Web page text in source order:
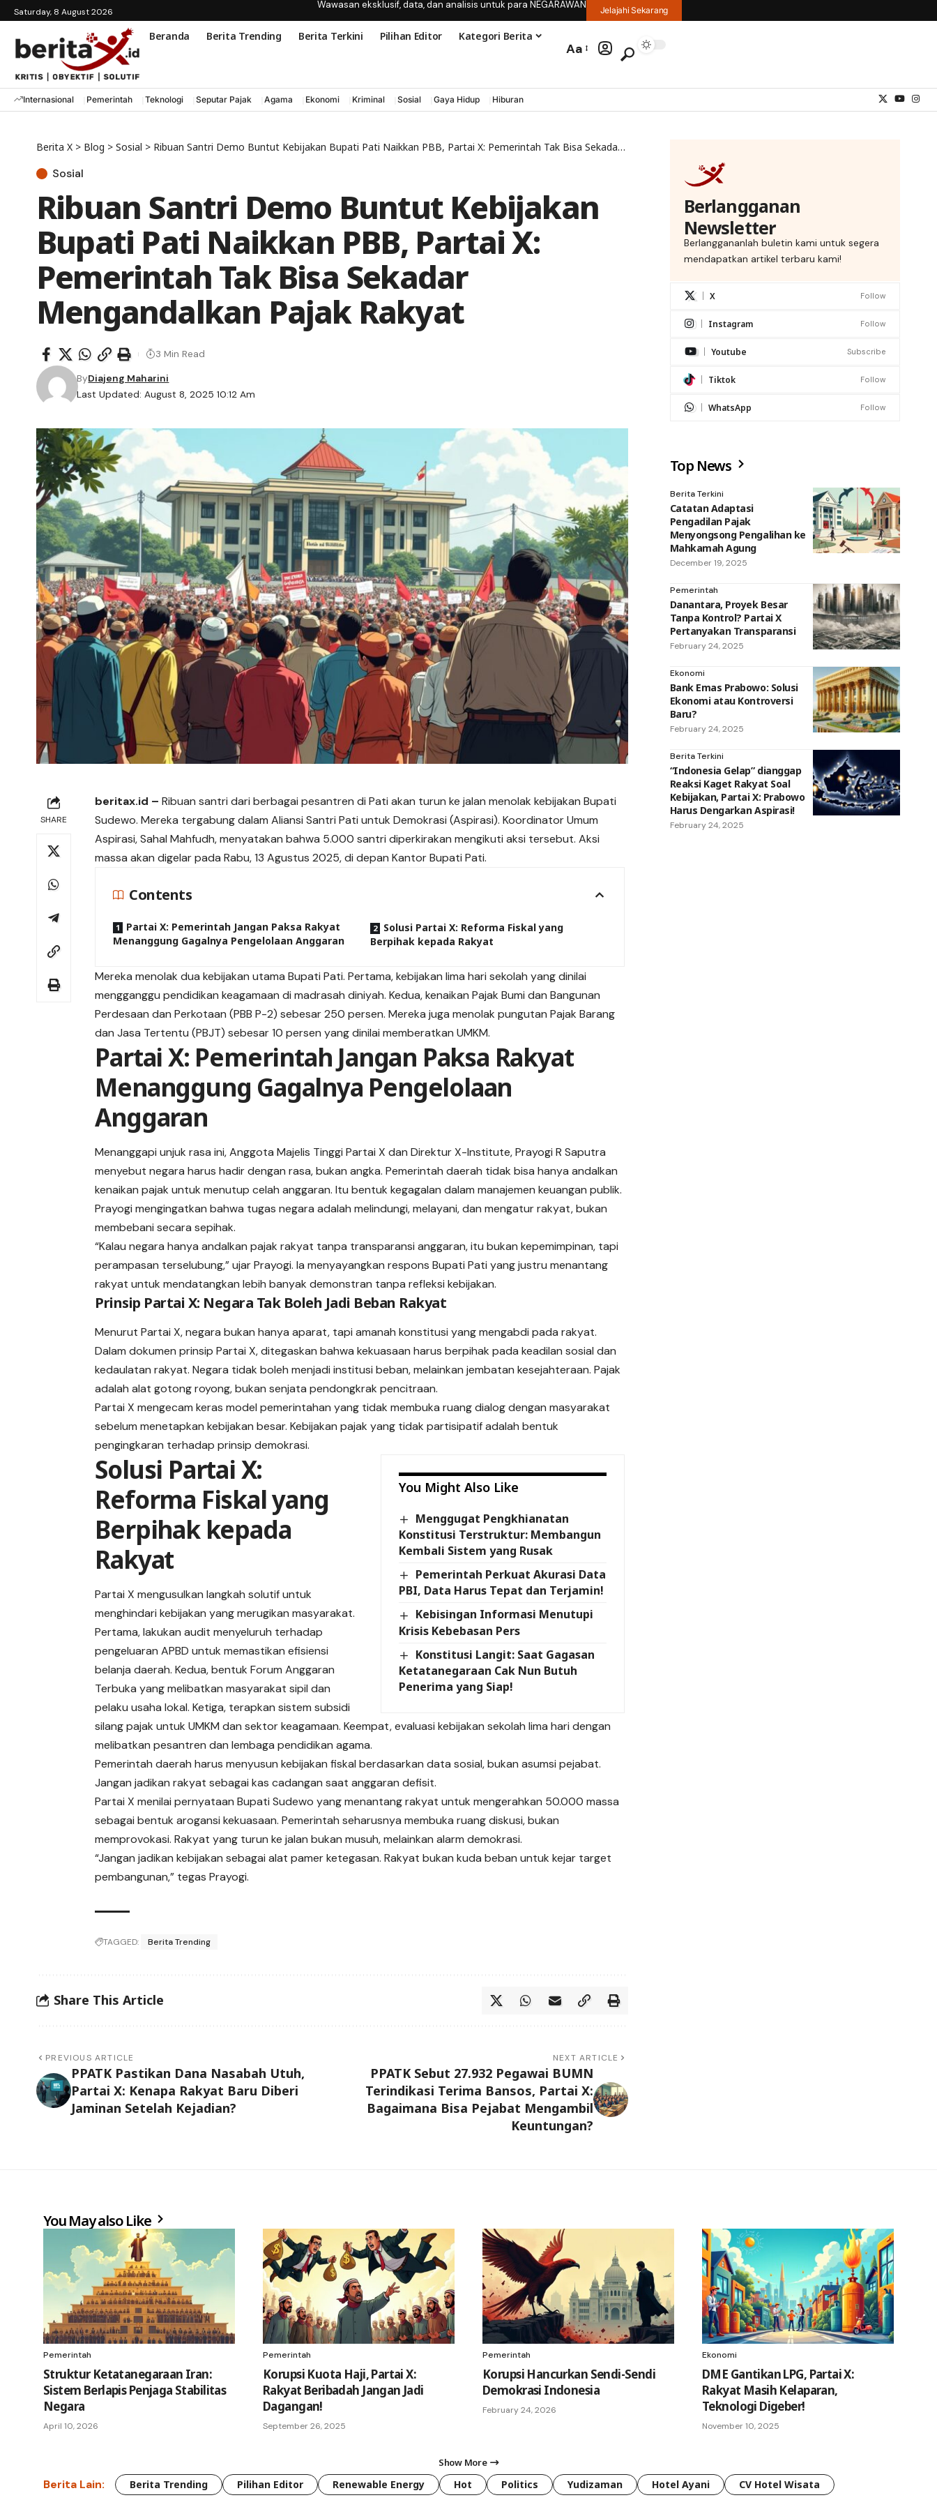
Saturday, 8 August 2026
Wawasan eksklusif, data, dan analisis untuk para NEGARAWAN Jelajahi Sekarang
Beranda Berita Trending Berita Terkini Pilihan Editor Kategori Berita
Aa
Internasional Pemerintah Teknologi Seputar Pajak Agama Ekonomi Kriminal Sosial Gaya Hidup Hiburan
Berita X > Blog > Sosial > Ribuan Santri Demo Buntut Kebijakan Bupati Pati Naikkan PBB, Partai X: Pemerintah Tak Bisa Sekadar Mengandalkan Pajak Rakyat
Sosial
Ribuan Santri Demo Buntut Kebijakan
Bupati Pati Naikkan PBB, Partai X:
Pemerintah Tak Bisa Sekadar
Mengandalkan Pajak Rakyat
Last Updated: August 8, 2025 10:12 Am
ByDiajeng Maharini
3 Min Read
SHARE
beritax.id –Ribuan santri dari berbagai pesantren di Pati akan turun ke jalan menolak kebijakan Bupati
Sudewo. Mereka tergabung dalam Aliansi Santri Pati untuk Demokrasi (Aspirasi). Koordinator Umum
Aspirasi, Sahal Mahfudh, menyatakan bahwa 5.000 santri diperkirakan mengikutiaksi tersebut. Aksi
massa akan digelar pada Rabu, 13 Agustus 2025, di depan Kantor Bupati Pati.
Contents
Partai X: Pemerintah Jangan Paksa Rakyat
Menanggung Gagalnya Pengelolaan Anggaran
Solusi Partai X: Reforma Fiskal yang
Berpihak kepada Rakyat
Mereka menolak dua kebijakan utama Bupati Pati. Pertama, kebijakan lima hari sekolah yang dinilai
mengganggu pendidikan keagamaan di madrasah diniyah. Kedua, kenaikan Pajak Bumi dan Bangunan
Perdesaan dan Perkotaan (PBB P-2) sebesar 250 persen. Mereka juga menolak pungutan Pajak Barang
dan Jasa Tertentu (PBJT) sebesar 10 persen yang dinilai memberatkan UMKM.
Partai X: Pemerintah Jangan Paksa Rakyat
Menanggung Gagalnya Pengelolaan
Anggaran
Menanggapi unjuk rasa ini, Anggota Majelis TinggiPartai X dan Direktur X-Institute, Prayogi R Saputra
menyebut negara harus hadir dengan rasa, bukan angka. Pemerintah daerah tidak bisa hanya andalkan
kenaikan pajak untuk menutup celah anggaran. Itu bentuk kegagalan dalam manajemen keuangan publik.
Prayogi mengingatkan bahwa tugas negara adalah melindungi, melayani, dan mengatur rakyat, bukan
membebani secara sepihak.
“Kalau negara hanya andalkan pajak rakyat tanpa transparansi anggaran, itu bukan kepemimpinan, tapi
perampasan terselubung,” ujar Prayogi. Ia menyayangkan respons Bupati Pati yang justru menantang
rakyat untuk mendatangkan lebih banyak demonstran tanpa refleksi kebijakan.
Prinsip Partai X: Negara Tak Boleh Jadi Beban Rakyat
Menurut Partai X, negara bukan hanya aparat, tapi amanah konstitusi yang mengabdi pada rakyat.
Dalam dokumen prinsip Partai X, ditegaskan bahwa kekuasaan harus berpihak pada keadilan sosial dan
kedaulatan rakyat. Negara tidak boleh menjadi institusi beban, melainkan jembatan kesejahteraan. Pajak
adalah alat gotong royong, bukan senjata pendongkrak pencitraan.
Partai X mengecam keras model pemerintahan yang tidak membuka ruang dialog dengan masyarakat
sebelum menetapkan kebijakan besar. Kebijakan pajak yang tidak partisipatif adalah bentuk
pengingkaran terhadap prinsip demokrasi.
You Might Also Like
Menggugat Pengkhianatan
Konstitusi Terstruktur: Membangun
Kembali Sistem yang Rusak
Pemerintah Perkuat Akurasi Data
PBI, Data Harus Tepat dan Terjamin!
Kebisingan Informasi Menutupi
Krisis Kebebasan Pers
Konstitusi Langit: Saat Gagasan
Ketatanegaraan Cak Nun Butuh
Penerima yang Siap!
Solusi Partai X:
Reforma Fiskal yang
Berpihak kepada
Rakyat
Partai X mengusulkan langkah solutif untuk
menghindari kebijakan yang merugikan masyarakat.
Pertama, lakukan audit menyeluruh terhadap
pengeluaran APBD untuk memastikan efisiensi
belanja daerah. Kedua, bentuk Forum Anggaran
Terbuka yang melibatkan masyarakat sipil dan
pelaku usaha lokal. Ketiga, terapkan sistem subsidi
silang pajak untuk UMKM dan sektor keagamaan. Keempat, evaluasi kebijakan sekolah lima hari dengan
melibatkan pesantren dan lembaga pendidikan agama.
Pemerintah daerah harus menyusun kebijakan fiskal berdasarkan data sosial, bukan asumsi pejabat.
Jangan jadikan rakyat sebagai kas cadangan saat anggaran defisit.
Partai X menilai pernyataan Bupati Sudewo yang menantang rakyat untuk mengerahkan 50.000 massa
sebagai bentuk arogansi kekuasaan. Pemerintah seharusnya membuka ruang diskusi, bukan
memprovokasi. Rakyat yang turun ke jalan bukan musuh, melainkan alarm demokrasi.
“Jangan jadikan kebijakan sebagai alat pamer ketegasan. Rakyat bukan kuda beban untuk kejar target
pembangunan,” tegas Prayogi.
TAGGED: Berita Trending
Share This Article
PREVIOUS ARTICLE
PPATK Pastikan Dana Nasabah Utuh,
Partai X: Kenapa Rakyat Baru Diberi
Jaminan Setelah Kejadian?
NEXT ARTICLE
PPATK Sebut 27.932 Pegawai BUMN
Terindikasi Terima Bansos, Partai X:
Bagaimana Bisa Pejabat Mengambil
Keuntungan?
Berlangganan
Newsletter
Berlanggananlah buletin kami untuk segera
mendapatkan artikel terbaru kami!
X Follow
Instagram Follow
Youtube Subscribe
Tiktok Follow
WhatsApp Follow
Top News
Berita Terkini
Catatan Adaptasi
Pengadilan Pajak
Menyongsong Pengalihan ke
Mahkamah Agung
December 19, 2025
Pemerintah
Danantara, Proyek Besar
Tanpa Kontrol? Partai X
Pertanyakan Transparansi
February 24, 2025
Ekonomi
Bank Emas Prabowo: Solusi
Ekonomi atau Kontroversi
Baru?
February 24, 2025
Berita Terkini
“Indonesia Gelap” dianggap
Reaksi Kaget Rakyat Soal
Kebijakan, Partai X: Prabowo
Harus Dengarkan Aspirasi!
February 24, 2025
You May also Like
Pemerintah
Struktur Ketatanegaraan Iran:
Sistem Berlapis Penjaga Stabilitas
Negara
April 10, 2026
Pemerintah
Korupsi Kuota Haji, Partai X:
Rakyat Beribadah Jangan Jadi
Dagangan!
September 26, 2025
Pemerintah
Korupsi Hancurkan Sendi-Sendi
Demokrasi Indonesia
February 24, 2026
Ekonomi
DME Gantikan LPG, Partai X:
Rakyat Masih Kelaparan,
Teknologi Digeber!
November 10, 2025
Show More
Berita Lain: Berita Trending Pilihan Editor Renewable Energy Hot Politics Yudizaman Hotel Ayani CV Hotel Wisata